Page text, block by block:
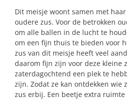
Dit meisje woont samen met
oudere zus. Voor de betrokken
om alle ballen in de lucht te
om een fijn thuis te bieden voor
zus van dit meisje heeft veel
daarom fijn zijn voor deze kleine
zaterdagochtend een plek te
zijn. Zodat ze kan ontdekken wie
zus erbij. Een beetje extra